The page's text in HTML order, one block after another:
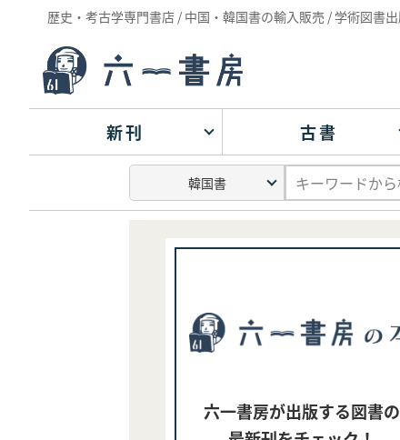
歴史・考古学専門書店 / 中国・韓国書の輸入販売 / 学術図書
新刊 古書
六一書房が出版する図書の